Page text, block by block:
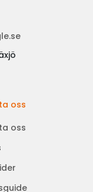
oss
oss